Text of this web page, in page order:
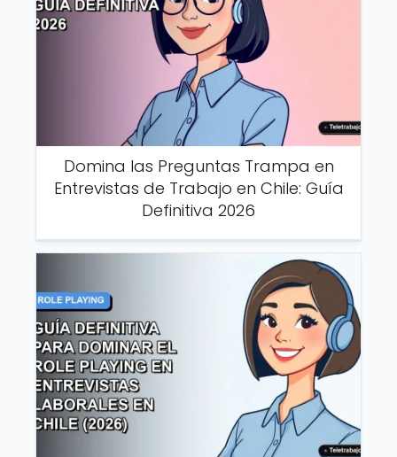
Domina las Preguntas Trampa en
Entrevistas de Trabajo en Chile: Guía
Definitiva 2026